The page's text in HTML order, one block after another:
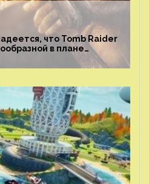
что Tomb Raider
в плане